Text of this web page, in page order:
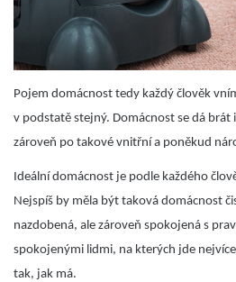
Pojem domácnost tedy každý člověk
v podstatě stejný. Domácnost se dá brát
zároveň po takové vnitřní a poněkud
Ideální domácnost je podle každého
Nejspíš by měla být taková domácnost
nazdobená, ale zároveň spokojená s
spokojenými lidmi, na kterých jde
tak, jak má.